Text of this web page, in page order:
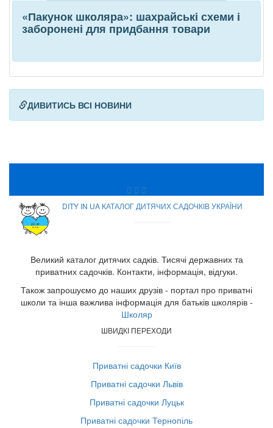
«Пакунок школяра»: шахрайські схеми і
заборонені для придбання товари
ДИВИТИСЬ ВСІ НОВИНИ
DITY IN UA КАТАЛОГ ДИТЯЧИХ САДОЧКІВ УКРАЇНИ
Великий каталог дитячих садків. Тисячі державних та
приватних садочків. Контакти, інформація, відгуки.
Також запрошуємо до наших друзів - портал про приватні
школи та інша важлива інформація для батьків школярів -
Школяр
ШВИДКІ ПЕРЕХОДИ
Приватні садочки Київ
Приватні садочки Львів
Приватні садочки Луцьк
Приватні садочки Тернопіль